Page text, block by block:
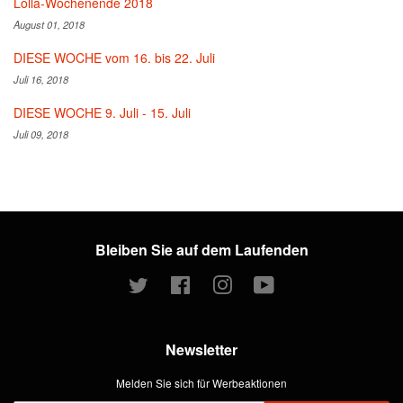
August 01, 2018
DIESE WOCHE vom 16. bis 22. Juli
Juli 16, 2018
DIESE WOCHE 9. Juli - 15. Juli
Juli 09, 2018
Bleiben Sie auf dem Laufenden
Twitter Facebook Instagram
Newsletter
Melden Sie sich für Werbeaktionen